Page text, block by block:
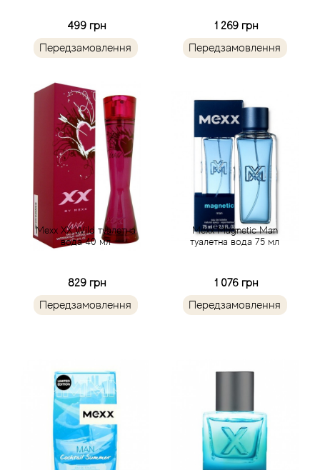
499 грн
Передзамовлення
1 269 грн
Передзамовлення
Mexx XX Wild туалетна
вода 40 мл
829 грн
Передзамовлення
Mexx Magnetic Man
туалетна вода 75 мл
1 076 грн
Передзамовлення
Arte Profumi
Asgharali
Atelier Cologne
Atelier Des Ors
Athena's
Attar Collection
Au Pays de la Fleur d’Oranger